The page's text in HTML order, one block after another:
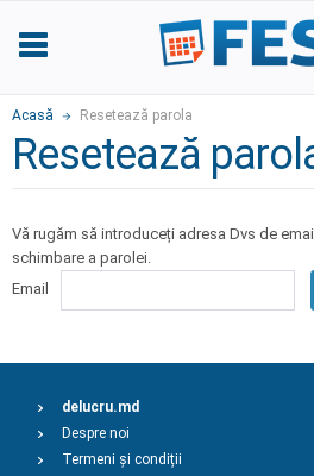
Acasă Resetează parola
Resetează
Vă rugăm să introduceți adresa Dvs de
schimbare a parolei.
Email
delucru.md
Despre noi
Termeni și condiții